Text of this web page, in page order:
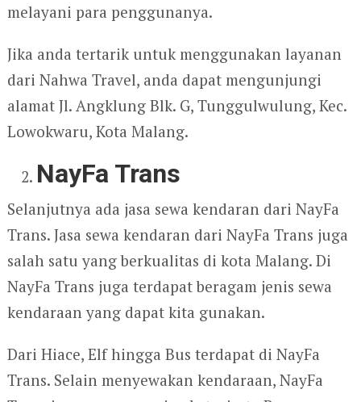
melayani para penggunanya.
Jika anda tertarik untuk menggunakan layanan
dari Nahwa Travel, anda dapat mengunjungi
alamat Jl. Angklung Blk. G, Tunggulwulung, Kec.
Lowokwaru, Kota Malang.
NayFa Trans
Selanjutnya ada jasa sewa kendaran dari NayFa
Trans. Jasa sewa kendaran dari NayFa Trans juga
salah satu yang berkualitas di kota Malang. Di
NayFa Trans juga terdapat beragam jenis sewa
kendaraan yang dapat kita gunakan.
Dari Hiace, Elf hingga Bus terdapat di NayFa
Trans. Selain menyewakan kendaraan, NayFa